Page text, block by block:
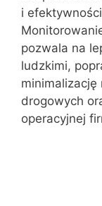
i
pozwala na
ludzkimi,
minimalizację
drogowych
operacyjnej